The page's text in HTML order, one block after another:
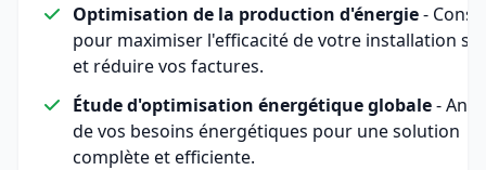
Optimisation de la production d'énergie-
pour maximiser l'efficacité de votre installation
et réduire vos factures.
Étude d'optimisation énergétique globale-
de vos besoins énergétiques pour une solution
complète et efficiente.